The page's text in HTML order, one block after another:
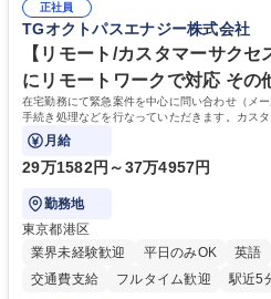
関する各種業務（経営企画、総務、人事、経理等） 募集
合職】農林中央金庫のバックオフィス業
す。 また、業務がしっかりと基準化さ
く馴染みやすい和やかな社風です。さら
ーなどの資格取得に向けた費用負担や
きる環境です。 学歴・資格 学歴：大学院 大学 高専 短大 語学力： 資格：
日商簿記検定2級
正社員
TGオクトパスエナジー株式会社
【リモート/カスタマーサク
にリモートワークで対応 その
在宅勤務にて緊急案件を中心に問い合わせ（メ
手続き処理などを行なっていただきます。カス
と運用構築の業務となります。
月給
29万1582円～37万4957円
勤務地
東京都港区
業界未経験歓迎
平日のみOK 英語
交通費支給
フルタイム歓迎 駅近5